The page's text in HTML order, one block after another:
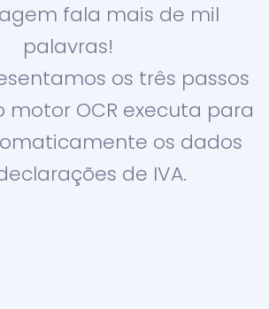
fala mais de mil
palavras!
os três passos
motor OCR executa para
os dados
de IVA.